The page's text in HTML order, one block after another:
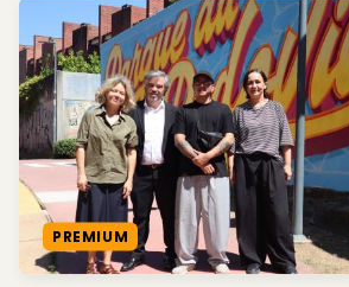
PREMIUM